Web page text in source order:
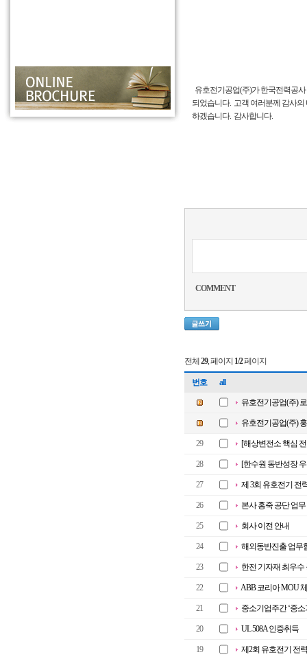
유호전기공업(주)가 한국전력공
되었습니다. 고객 여러분께 감사
하겠습니다. 감사합니다.
COMMENT
전체 29, 페이지 1/2페이지
번호 all
유호전기공업(주)
유호전기공업(주)
29 [해상변전소 핵심
28 [한수원 동반성장
27 제 3회 유호전기 전
26 본사 홍죽 공단 업무
25 회사 이전 안내
24 해외동반진출 업무
23 한전 기자재 최우수
22 ABB 코리아 MOU
21 중소기업주간 ‘중
20 UL 508A 인증취득
19 제2회 유호전기 전